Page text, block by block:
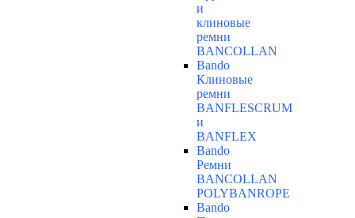
и
клиновые
ремни
BANCOLLAN
Bando
Клиновые
ремни
BANFLESCRUM
и
BANFLEX
Bando
Ремни
BANCOLLAN
POLYBANROPE
Bando